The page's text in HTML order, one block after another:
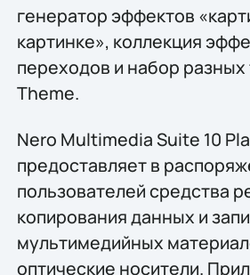
генератор эффектов
картинке», коллекция
переходов и набор
Theme.
Nero Multimedia Suite 10
предоставляет в
пользователей средства
копирования данных и
мультимедийных
оптические носители.